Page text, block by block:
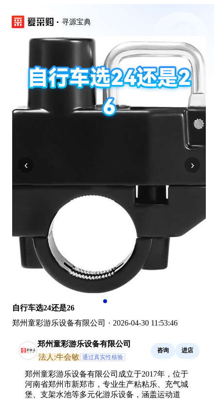
寻源宝典
‹ ›
自行车选24还是26
郑州童彩游乐设备有限公司 · 2026-04-30 11:53:46
郑州童彩游乐设备有限公司
法人:牛会敏 通过真实性核验
咨询 进店
郑州童彩游乐设备有限公司成立于2017年，位于
河南省郑州市新郑市，专业生产粘粘乐、充气城
堡、支架水池等多元化游乐设备，涵盖运动道